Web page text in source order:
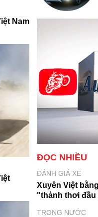
Nam
ĐỌC NHIỀU
ĐÁNH GIÁ XE
Xuyên Việt
"thảnh thơi đầu
TRONG NƯỚC